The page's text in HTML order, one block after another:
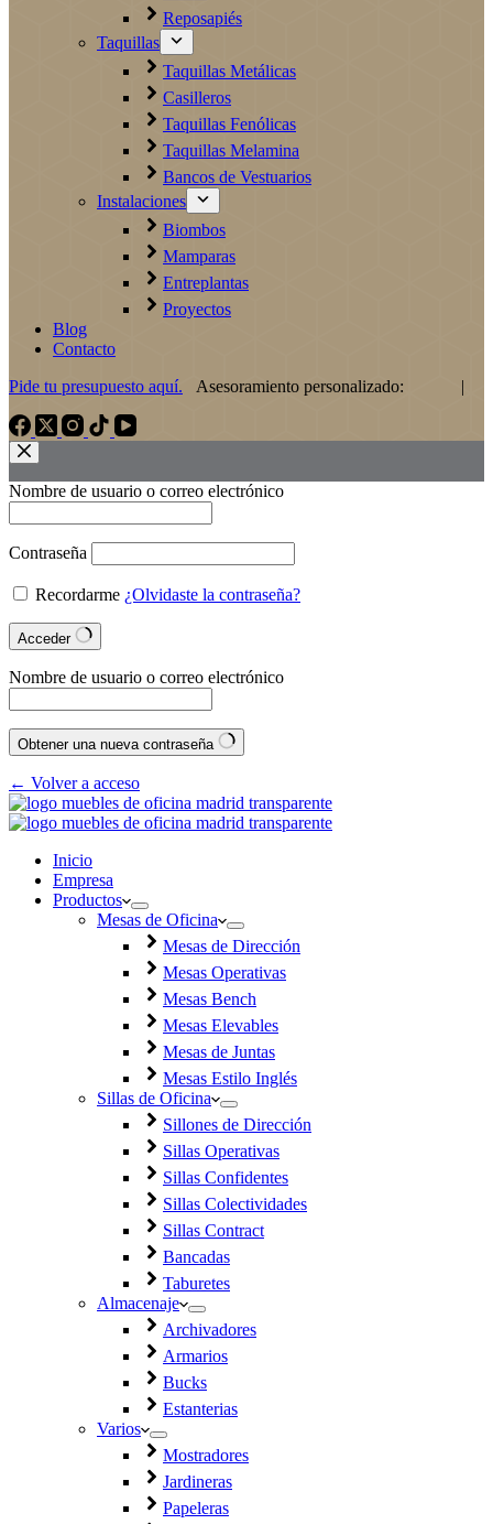
Reposapiés
Taquillas
Taquillas Metálicas
Casilleros
Taquillas Fenólicas
Taquillas Melamina
Bancos de Vestuarios
Instalaciones
Biombos
Mamparas
Entreplantas
Proyectos
Blog
Contacto
Pide tu presupuesto aquí. Asesoramiento personalizado: |
Nombre de usuario o correo electrónico
Contraseña
Recordarme ¿Olvidaste la contraseña?
Acceder
Nombre de usuario o correo electrónico
Obtener una nueva contraseña
← Volver a acceso
Inicio
Empresa
Productos
Mesas de Oficina
Mesas de Dirección
Mesas Operativas
Mesas Bench
Mesas Elevables
Mesas de Juntas
Mesas Estilo Inglés
Sillas de Oficina
Sillones de Dirección
Sillas Operativas
Sillas Confidentes
Sillas Colectividades
Sillas Contract
Bancadas
Taburetes
Almacenaje
Archivadores
Armarios
Bucks
Estanterias
Varios
Mostradores
Jardineras
Papeleras